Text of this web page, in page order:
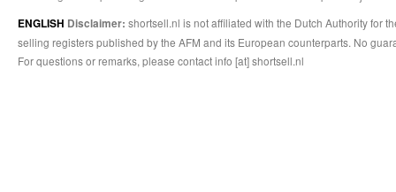
ENGLISH Disclaimer: shortsell.nl is not affiliated with the Dutch Authority for
selling registers published by the AFM and its European counterparts. No
For questions or remarks, please contact info [at] shortsell.nl